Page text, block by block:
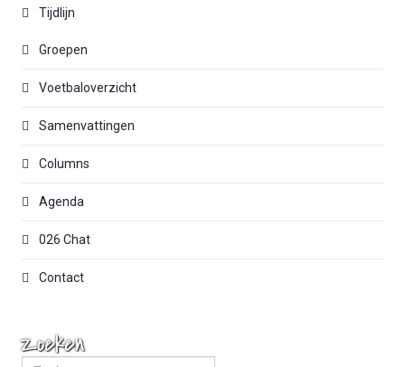
Tijdlijn
Groepen
Voetbaloverzicht
Samenvattingen
Columns
Agenda
026 Chat
Contact
Zoeken